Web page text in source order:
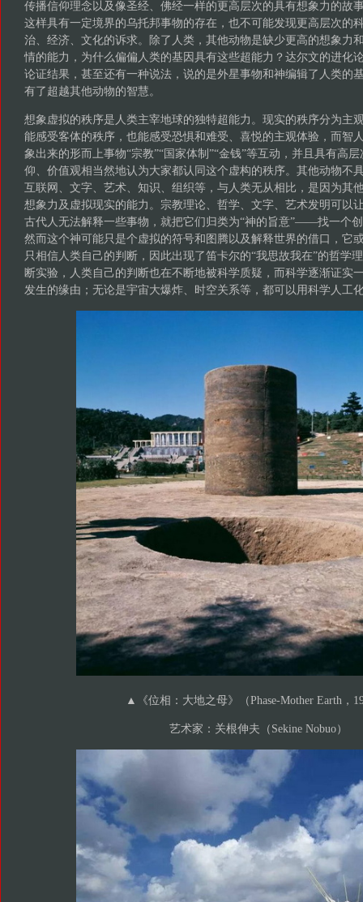
传播信仰理念以及像圣经、佛经一样的更高层次的具有想象力的故
这样具有一定境界的乌托邦事物的存在，也不可能发现更高层次的
治、经济、文化的诉求。除了人类，其他动物是缺少更高的想象力
情的能力，为什么偏偏人类的基因具有这些超能力？达尔文的进化
论证结果，甚至还有一种说法，说的是外星事物和神编辑了人类的
有了超越其他动物的智慧。
想象虚拟的秩序是人类主宰地球的独特超能力。现实的秩序分为主
能感受客体的秩序，也能感受恐惧和难受、喜悦的主观体验，而智
象出来的形而上事物“宗教”“国家体制”“金钱”等互动，并且具有高
仰、价值观相当然地认为大家都认同这个虚构的秩序。其他动物不
互联网、文字、艺术、知识、组织等，与人类无从相比，是因为其
想象力及虚拟现实的能力。宗教理论、哲学、文字、艺术发明可以
古代人无法解释一些事物，就把它们归类为“神的旨意”——找一个
然而这个神可能只是个虚拟的符号和图腾以及解释世界的借口，它
只相信人类自己的判断，因此出现了笛卡尔的“我思故我在”的哲学
断实验，人类自己的判断也在不断地被科学质疑，而科学逐渐证实
发生的缘由；无论是宇宙大爆炸、时空关系等，都可以用科学人工
▲ 《位相：大地之母》（Phase-Mother Earth，
艺术家：关根伸夫（Sekine Nobuo）